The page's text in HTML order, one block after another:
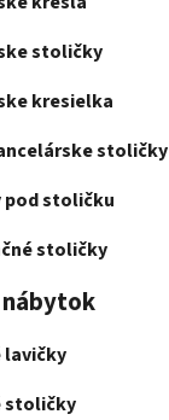
stoličky
kresielka
stoličky
pod stoličku
stoličky
lavičky
stoličky